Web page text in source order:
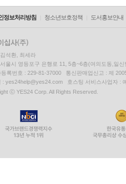
정보처리방침 청소년보호정책 도서홍보안내
석환, 최세라
울시 영등포구 은행로 11, 5층~6층(여의도동,일신
등록번호 : 229-81-37000 통신판매업신고 : 제
: yes24help@yes24.com 호스팅 서비스사업자 :
ⓒ YES24 Corp. All Rights Reserved.